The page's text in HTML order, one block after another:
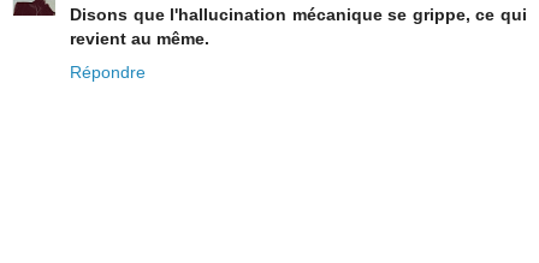
Disons que l'hallucination mécanique se grippe, ce qui
revient au même.
Répondre